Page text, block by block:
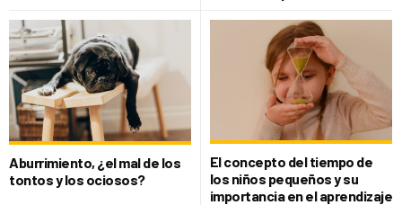
Aburrimiento, ¿el mal de los
tontos y los ociosos?
El concepto del tiempo de
los niños pequeños y su
importancia en el aprendizaje